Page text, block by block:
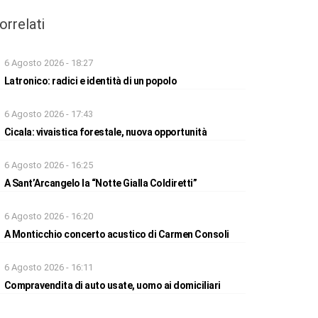
6 Agosto 2026 - 18:27
Latronico: radici e identità di un popolo
6 Agosto 2026 - 17:43
Cicala: vivaistica forestale, nuova opportunità
6 Agosto 2026 - 16:25
A Sant’Arcangelo la “Notte Gialla Coldiretti”
6 Agosto 2026 - 16:20
A Monticchio concerto acustico di Carmen Consoli
6 Agosto 2026 - 16:11
Compravendita di auto usate, uomo ai domiciliari